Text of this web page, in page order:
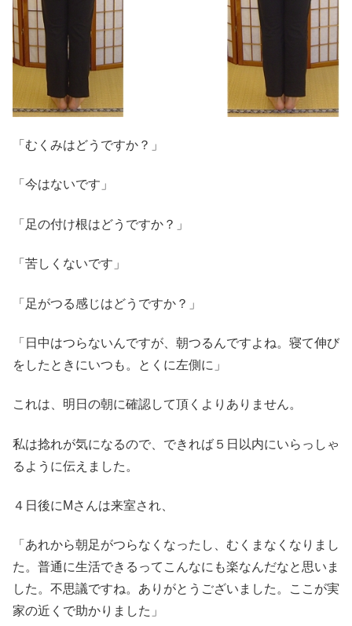
「むくみはどうですか？」
「今はないです」
「足の付け根はどうですか？」
「苦しくないです」
「足がつる感じはどうですか？」
「日中はつらないんですが、朝つるんですよね。寝て伸び
をしたときにいつも。とくに左側に」
これは、明日の朝に確認して頂くよりありません。
私は捻れが気になるので、できれば５日以内にいらっしゃ
るように伝えました。
４日後にMさんは来室され、
「あれから朝足がつらなくなったし、むくまなくなりまし
た。普通に生活できるってこんなにも楽なんだなと思いま
した。不思議ですね。ありがとうございました。ここが実
家の近くで助かりました」